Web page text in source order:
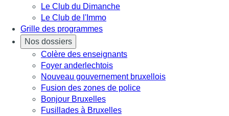
Le Club du Dimanche
Le Club de l'Immo
Grille des programmes
Nos dossiers
Colère des enseignants
Foyer anderlechtois
Nouveau gouvernement bruxellois
Fusion des zones de police
Bonjour Bruxelles
Fusillades à Bruxelles